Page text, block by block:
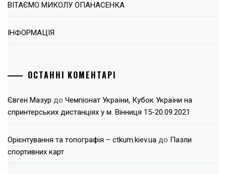
ВІТАЄМО МИКОЛУ ОПАНАСЕНКА
ІНФОРМАЦІЯ
ОСТАННІ КОМЕНТАРІ
Євген Мазур до Чемпіонат України, Кубок України на
спринтерських дистанціях у м. Вінниця 15-20.09.2021
Орієнтування та топографія – ctkum.kiev.ua до Пазли
спортивних карт